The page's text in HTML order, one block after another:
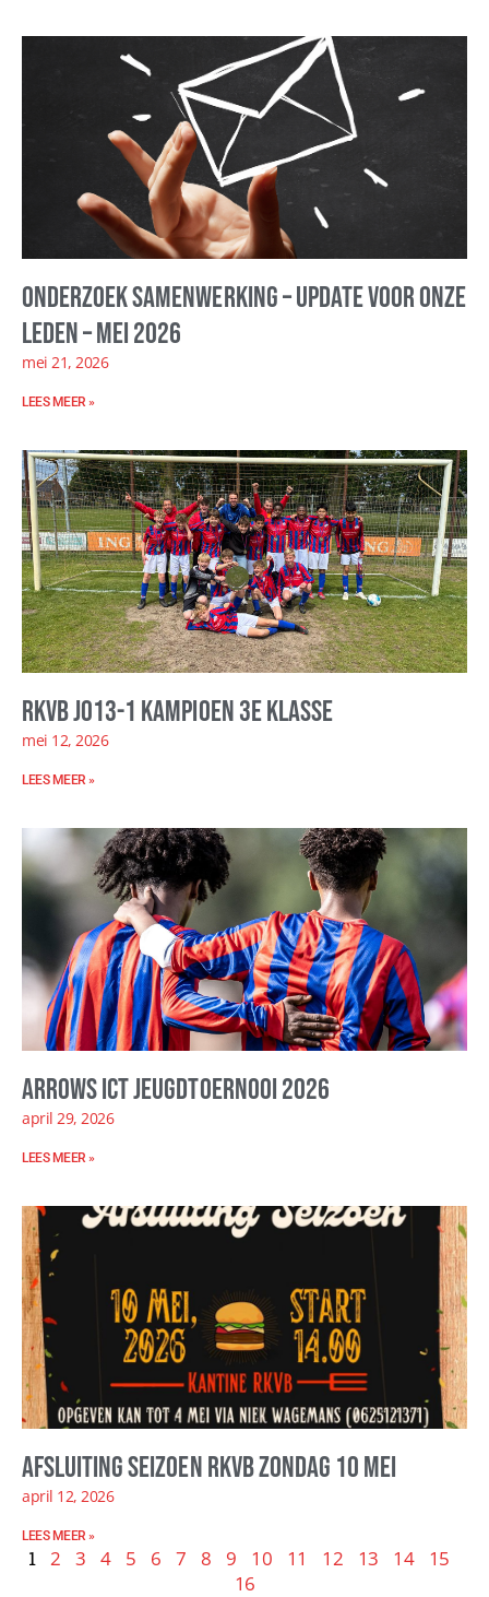
Onderzoek samenwerking – update voor onze
leden – mei 2026
mei 21, 2026
LEES MEER »
RKVB JO13-1 kampioen 3e klasse
mei 12, 2026
LEES MEER »
Arrows ICT Jeugdtoernooi 2026
april 29, 2026
LEES MEER »
Afsluiting seizoen RKVB zondag 10 mei
april 12, 2026
LEES MEER »
1 2 3 4 5 6 7 8 9 10 11 12 13 14
15
16